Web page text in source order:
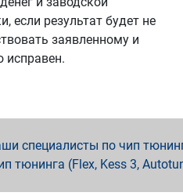
если результат будет не
заявленному и
исправен.
специалисты по чип
тюнинга (Flex, Kess 3,